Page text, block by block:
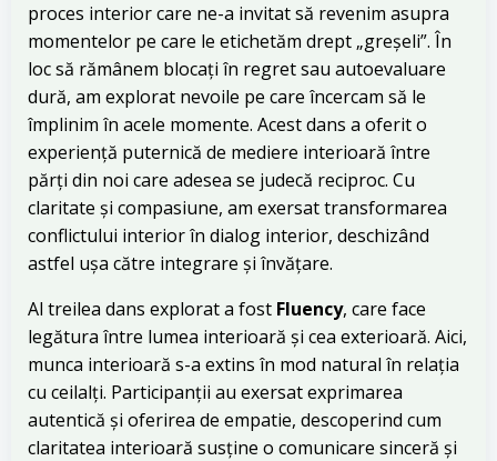
proces interior care ne-a invitat să revenim asupra
momentelor pe care le etichetăm drept „greșeli”. În
loc să rămânem blocați în regret sau autoevaluare
dură, am explorat nevoile pe care încercam să le
împlinim în acele momente. Acest dans a oferit o
experiență puternică de mediere interioară între
părți din noi care adesea se judecă reciproc. Cu
claritate și compasiune, am exersat transformarea
conflictului interior în dialog interior, deschizând
astfel ușa către integrare și învățare.
Al treilea dans explorat a fost Fluency, care face
legătura între lumea interioară și cea exterioară. Aici,
munca interioară s-a extins în mod natural în relația
cu ceilalți. Participanții au exersat exprimarea
autentică și oferirea de empatie, descoperind cum
claritatea interioară susține o comunicare sinceră și